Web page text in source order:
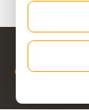
Cybevasion|